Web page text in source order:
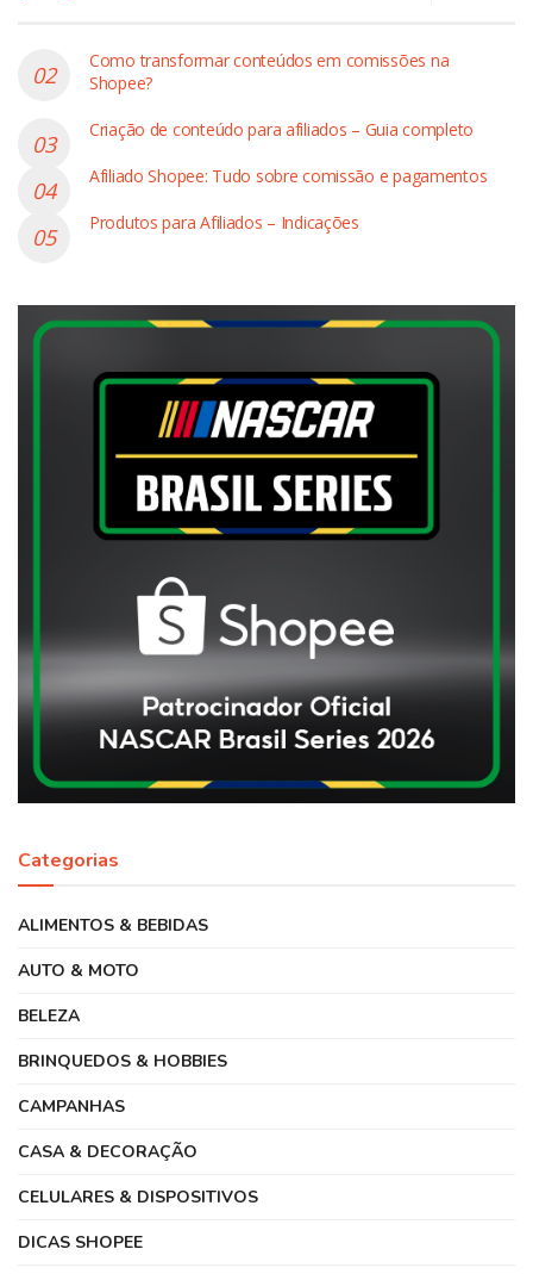
Como transformar conteúdos em comissões na
Shopee?
Criação de conteúdo para afiliados – Guia completo
Afiliado Shopee: Tudo sobre comissão e pagamentos
Produtos para Afiliados – Indicações
Categorias
ALIMENTOS & BEBIDAS
AUTO & MOTO
BELEZA
BRINQUEDOS & HOBBIES
CAMPANHAS
CASA & DECORAÇÃO
CELULARES & DISPOSITIVOS
DICAS SHOPEE